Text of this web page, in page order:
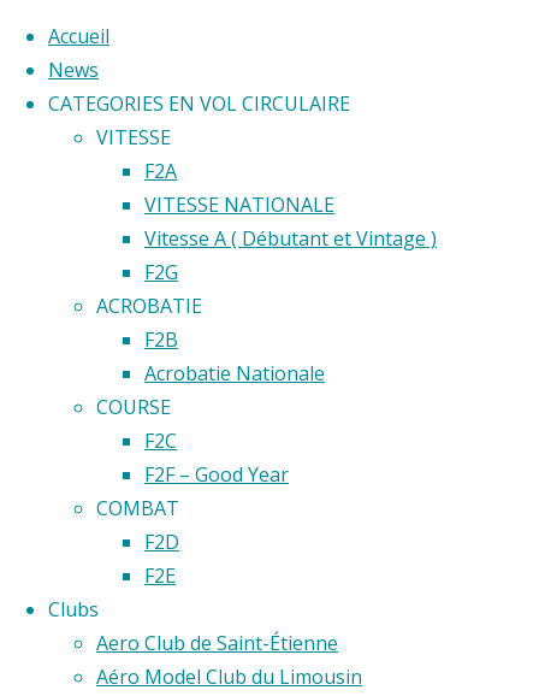
Accueil
News
CATEGORIES EN VOL CIRCULAIRE
VITESSE
F2A
VITESSE NATIONALE
Vitesse A ( Débutant et Vintage )
F2G
ACROBATIE
F2B
Acrobatie Nationale
COURSE
F2C
F2F – Good Year
COMBAT
F2D
F2E
Clubs
Aero Club de Saint-Étienne
Aéro Model Club du Limousin
Les
©2020 Vol circulaire commandé